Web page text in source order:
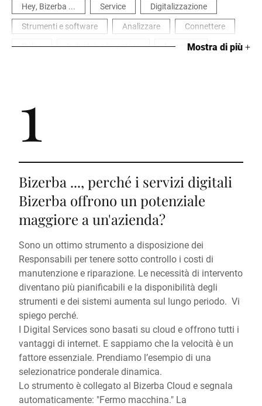
Hey, Bizerba ... Service
Digitalizzazione
Strumenti e software
Analizzare
Connettere
Pulire
Industria alimentare
LogisticaMostra di più+
1
Bizerba ..., perché i servizi digitali
Bizerba offrono un potenziale
maggiore a un'azienda?
Sono un ottimo strumento a disposizione dei
Responsabili per tenere sotto controllo i costi di
manutenzione e riparazione. Le necessità di intervento
diventano più pianificabili e la disponibilità degli
strumenti e dei sistemi aumenta sul lungo periodo. Vi
spiego perché.
I Digital Services sono basati su cloud e offrono tutti i
vantaggi di internet. E sappiamo che la velocità è un
fattore essenziale. Prendiamo l’esempio di una
selezionatrice ponderale dinamica.
Lo strumento è collegato al Bizerba Cloud e segnala
automaticamente: "Fermo macchina." La